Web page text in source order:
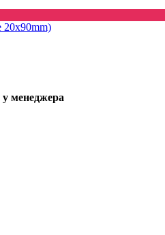
менеджера